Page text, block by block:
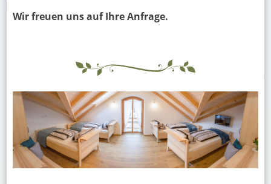
Wir freuen uns auf Ihre Anfrage.